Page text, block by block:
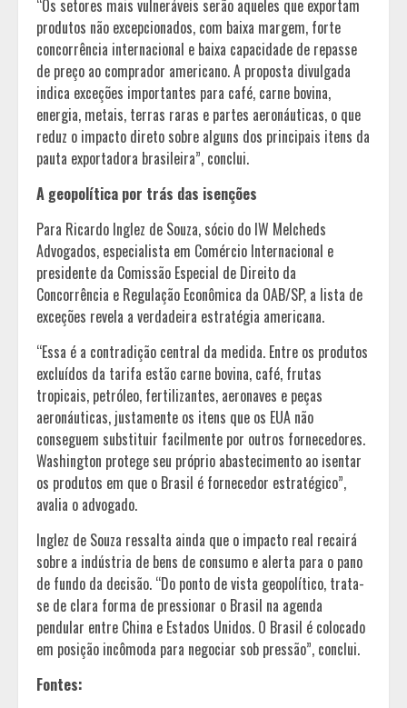
“Os setores mais vulneráveis serão aqueles que exportam
produtos não excepcionados, com baixa margem, forte
concorrência internacional e baixa capacidade de repasse
de preço ao comprador americano. A proposta divulgada
indica exceções importantes para café, carne bovina,
energia, metais, terras raras e partes aeronáuticas, o que
reduz o impacto direto sobre alguns dos principais itens da
pauta exportadora brasileira”, conclui.
A geopolítica por trás das isenções
Para Ricardo Inglez de Souza, sócio do IW Melcheds
Advogados, especialista em Comércio Internacional e
presidente da Comissão Especial de Direito da
Concorrência e Regulação Econômica da OAB/SP, a lista de
exceções revela a verdadeira estratégia americana.
“Essa é a contradição central da medida. Entre os produtos
excluídos da tarifa estão carne bovina, café, frutas
tropicais, petróleo, fertilizantes, aeronaves e peças
aeronáuticas, justamente os itens que os EUA não
conseguem substituir facilmente por outros fornecedores.
Washington protege seu próprio abastecimento ao isentar
os produtos em que o Brasil é fornecedor estratégico”,
avalia o advogado.
Inglez de Souza ressalta ainda que o impacto real recairá
sobre a indústria de bens de consumo e alerta para o pano
de fundo da decisão. “Do ponto de vista geopolítico, trata-
se de clara forma de pressionar o Brasil na agenda
pendular entre China e Estados Unidos. O Brasil é colocado
em posição incômoda para negociar sob pressão”, conclui.
Fontes: